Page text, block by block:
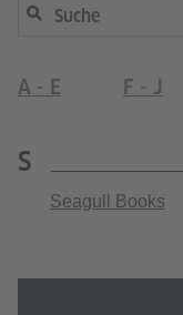
A - E F - J
S
Seagull Books